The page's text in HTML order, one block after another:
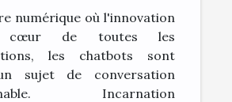
des
numérique où l'innovation
de toutes les
les chatbots sont
sujet de conversation
Incarnation